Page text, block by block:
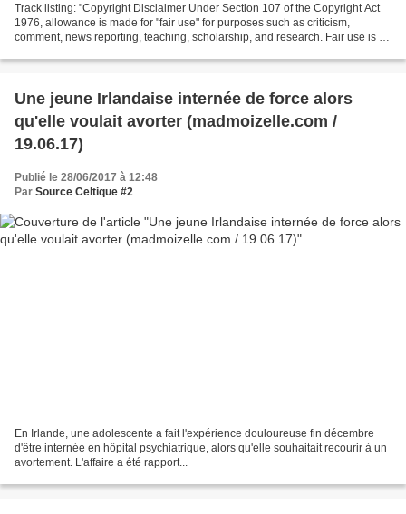
Track listing: "Copyright Disclaimer Under Section 107 of the Copyright Act
1976, allowance is made for "fair use" for purposes such as criticism,
comment, news reporting, teaching, scholarship, and research. Fair use is a
Une jeune Irlandaise internée de force alors
qu'elle voulait avorter (madmoizelle.com /
19.06.17)
Publié le 28/06/2017 à 12:48
Par Source Celtique #2
En Irlande, une adolescente a fait l'expérience douloureuse fin décembre
d'être internée en hôpital psychiatrique, alors qu'elle souhaitait recourir à un
avortement. L'affaire a été rapport...